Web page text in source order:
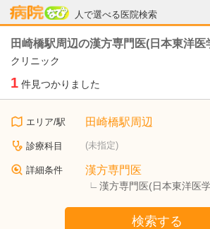
人で選べる医院検索
病院なび
田崎橋駅周辺の漢方専門医(日本東洋医
クリニック
1 件見つかりました
エリア/駅 田崎橋駅周辺
診療科目 (未指定)
詳細条件 漢方専門医
漢方専門医(日本東洋医
検索する